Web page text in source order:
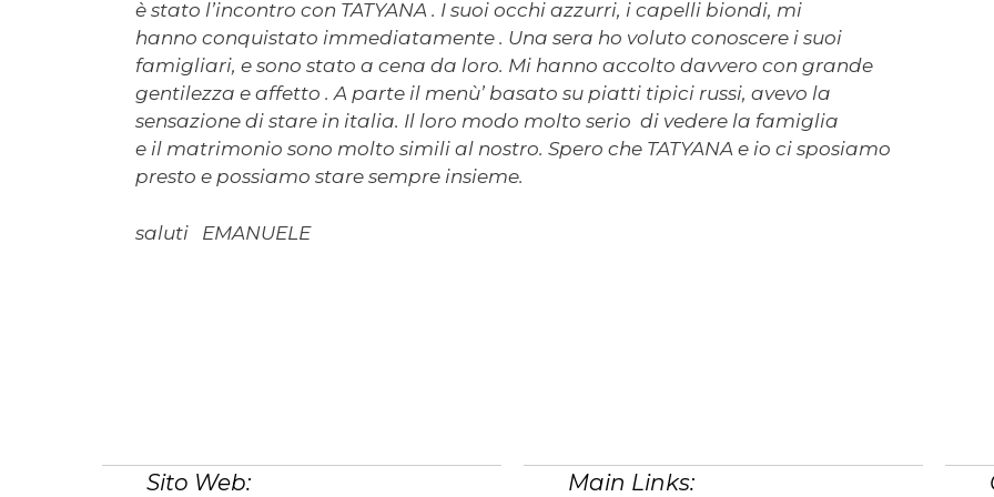
è stato l’incontro con TATYANA . I suoi occhi azzurri, i capelli biondi, mi
hanno conquistato immediatamente . Una sera ho voluto conoscere i suoi
famigliari, e sono stato a cena da loro. Mi hanno accolto davvero con grande
gentilezza e affetto . A parte il menù’ basato su piatti tipici russi, avevo la
sensazione di stare in italia. Il loro modo molto serio di vedere la famiglia
e il matrimonio sono molto simili al nostro. Spero che TATYANA e io ci sposiamo
presto e possiamo stare sempre insieme.
saluti EMANUELE
Sito Web: Main Links: